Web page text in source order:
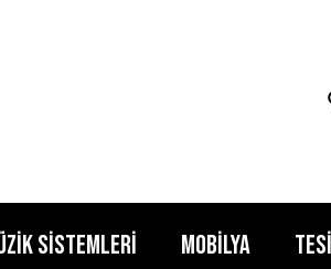
SİSTEMLERİ MOBİLYA